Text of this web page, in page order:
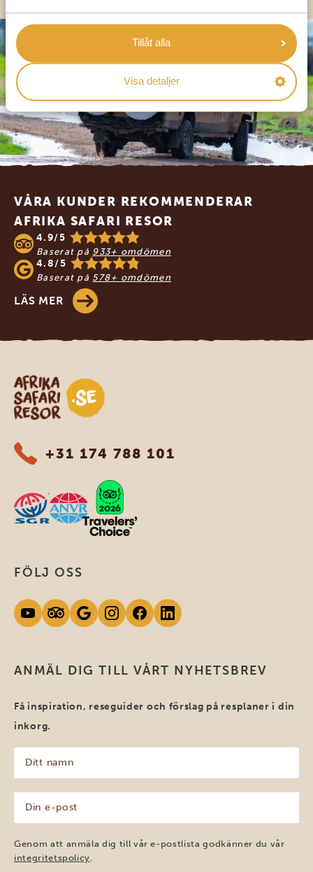
Tillåt alla
Visa detaljer
Footer
VÅRA KUNDER REKOMMENDERAR
AFRIKA SAFARI RESOR
4.9/5
Baserat på 933+ omdömen
4.8/5
Baserat på 578+ omdömen
LÄS MER
Safari-resor i Afrika
+31 174 788 101
ANMÄL DIG TILL VÅRT NYHETSBREV
Få inspiration, reseguider och förslag på resplaner i din
inkorg.
namn
(Obligatoriskt)
post
(Obligatoriskt)
Genom att anmäla dig till vår e-postlista godkänner du vår
integritetspolicy
FÖLJ OSS